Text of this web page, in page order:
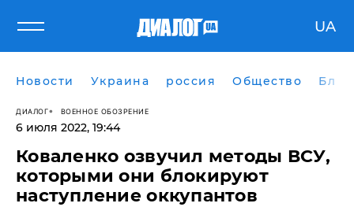
UA
Новости Украина россия Общество
ДИАЛОГ ВОЕННОЕ ОБОЗРЕНИЕ
6 июля 2022, 19:44
Коваленко озвучил методы ВСУ,
которыми они блокируют
наступление оккупантов